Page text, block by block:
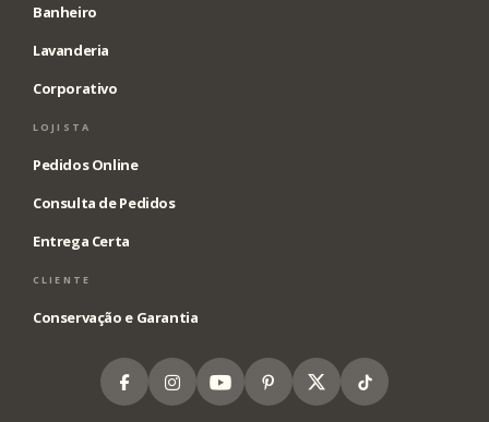
Banheiro
Lavanderia
Corporativo
LOJISTA
Pedidos Online
Consulta de Pedidos
Entrega Certa
CLIENTE
Conservação e Garantia
FacebookInstagramYoutubePinterest
X Tiktok